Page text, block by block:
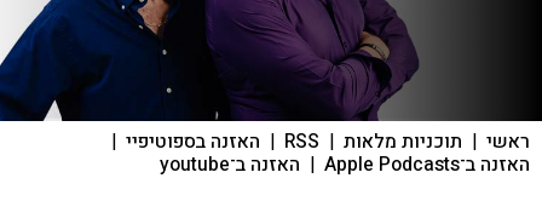
ראשי | תוכניות מלאות |
RSS
| האזנה בספוטיפיי |
האזנה ב־Apple Podcasts | האזנה ב־youtube